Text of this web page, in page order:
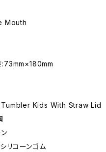
Mouth
Tumbler Kids With Straw Lid
リコーンゴム